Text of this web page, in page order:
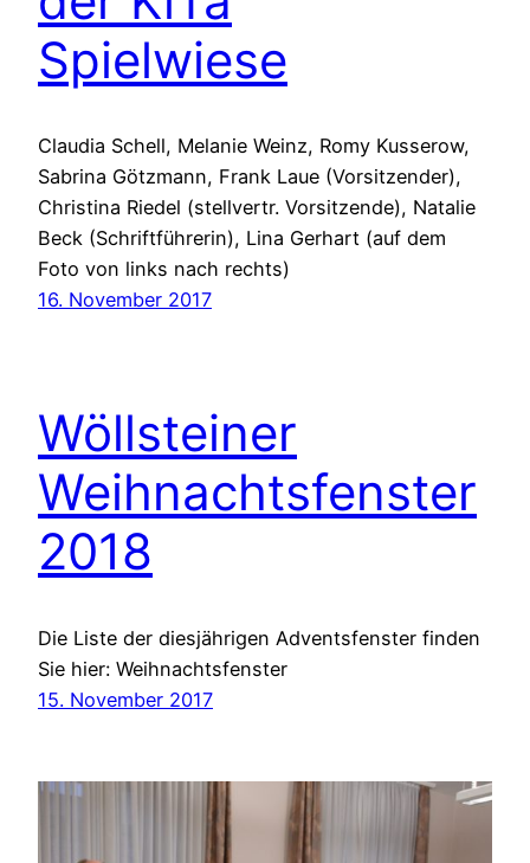
Spielwiese
Claudia Schell, Melanie Weinz, Romy Kusserow,
Sabrina Götzmann, Frank Laue (Vorsitzender),
Christina Riedel (stellvertr. Vorsitzende), Natalie
Beck (Schriftführerin), Lina Gerhart (auf dem
Foto von links nach rechts)
16. November 2017
Wöllsteiner
Weihnachtsfenster
2018
Die Liste der diesjährigen Adventsfenster finden
Sie hier: Weihnachtsfenster
15. November 2017